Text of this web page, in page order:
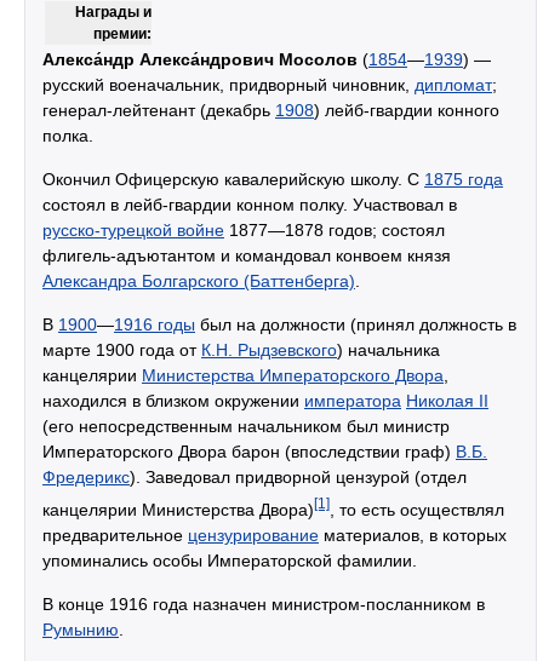
Награды и
премии:
Алекса́ндр Алекса́ндрович Мосолов (1854—1939) —
русский военачальник, придворный чиновник, дипломат;
генерал-лейтенант (декабрь 1908) лейб-гвардии конного
полка.
Окончил Офицерскую кавалерийскую школу. С 1875 года
состоял в лейб-гвардии конном полку. Участвовал в
русско-турецкой войне 1877—1878 годов; состоял
флигель-адъютантом и командовал конвоем князя
Александра Болгарского (Баттенберга)
В 1900—1916 годы был на должности (принял должность в
марте 1900 года от К.Н. Рыдзевского) начальника
канцелярии Министерства Императорского Двора
находился в близком окружении императора Николая II
(его непосредственным начальником был министр
Императорского Двора барон (впоследствии граф) В.Б.
Фредерикс). Заведовал придворной цензурой (отдел
канцелярии Министерства Двора)[1]
, то есть осуществлял
предварительное цензурирование материалов, в которых
упоминались особы Императорской фамилии.
В конце 1916 года назначен министром-посланником в
Румынию